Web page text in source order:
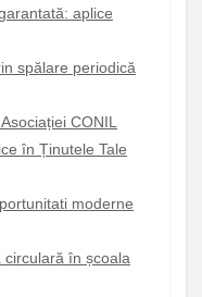
aplice
spălare periodică
CONIL
în Ținutele Tale
moderne
circulară în școala